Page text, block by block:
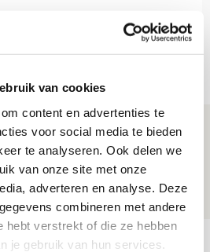
van cookies
content en advertenties te
voor social media te bieden
te analyseren. Ook delen we
van onze site met onze
adverteren en analyse. Deze
combineren met andere
hebt verstrekt of die ze hebben
je gebruik van hun services.
moet weten over
uitdagingen en